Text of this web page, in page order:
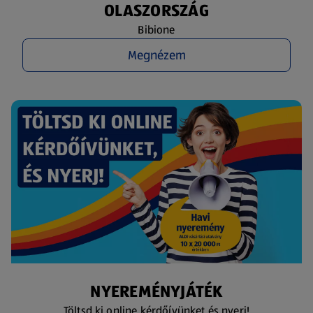
OLASZORSZÁG
Bibione
Megnézem
NYEREMÉNYJÁTÉK